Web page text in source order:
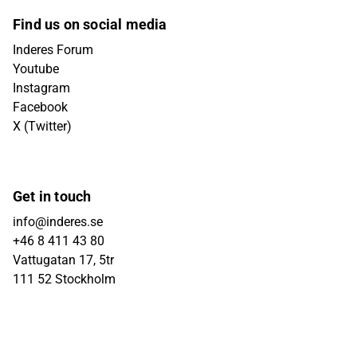
Find us on social media
Inderes Forum
Youtube
Instagram
Facebook
X (Twitter)
Get in touch
info@inderes.se
+46 8 411 43 80
Vattugatan 17, 5tr
111 52 Stockholm